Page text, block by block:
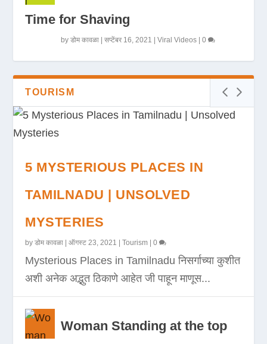
Time for Shaving
byडोम कावळा |सप्टेंबर 16, 2021 |Viral Videos |0
TOURISM
5 MYSTERIOUS PLACES IN
TAMILNADU | UNSOLVED
MYSTERIES
byडोम कावळा |ऑगस्ट 23, 2021 |Tourism |0
Mysterious Places in Tamilnadu निसर्गाच्या कुशीत
अशी अनेक अद्भुत ठिकाणे आहेत जी पाहून माणूस...
Woman Standing at the top